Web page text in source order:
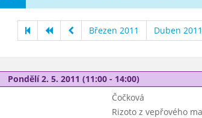
Březen 2011 Duben 2011
Pondělí 2. 5. 2011 (11:00 - 14:00)
Čočková
Rizoto z vepřového